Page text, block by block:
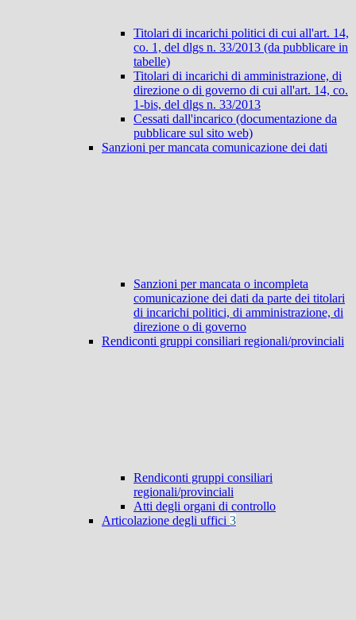
Titolari di incarichi politici di cui all'art. 14,
co. 1, del dlgs n. 33/2013 (da pubblicare in
tabelle)
Titolari di incarichi di amministrazione, di
direzione o di governo di cui all'art. 14, co.
1-bis, del dlgs n. 33/2013
Cessati dall'incarico (documentazione da
pubblicare sul sito web)
Sanzioni per mancata comunicazione dei dati
Sanzioni per mancata o incompleta
comunicazione dei dati da parte dei titolari
di incarichi politici, di amministrazione, di
direzione o di governo
Rendiconti gruppi consiliari regionali/provinciali
Rendiconti gruppi consiliari
regionali/provinciali
Atti degli organi di controllo
Articolazione degli uffici 3